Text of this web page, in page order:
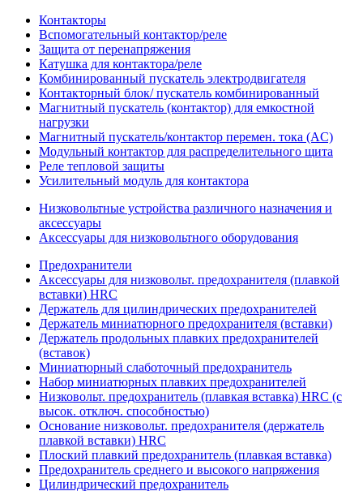
Контакторы
Вспомогательный контактор/реле
Защита от перенапряжения
Катушка для контактора/реле
Комбинированный пускатель электродвигателя
Контакторный блок/ пускатель комбинированный
Магнитный пускатель (контактор) для емкостной
нагрузки
Магнитный пускатель/контактор перемен. тока (AC)
Модульный контактор для распределительного щита
Реле тепловой защиты
Усилительный модуль для контактора
Низковольтные устройства различного назначения и
аксессуары
Аксессуары для низковольтного оборудования
Предохранители
Аксессуары для низковольт. предохранителя (плавкой
вставки) HRC
Держатель для цилиндрических предохранителей
Держатель миниатюрного предохранителя (вставки)
Держатель продольных плавких предохранителей
(вставок)
Миниатюрный слаботочный предохранитель
Набор миниатюрных плавких предохранителей
Низковольт. предохранитель (плавкая вставка) HRC (с
высок. отключ. способностью)
Основание низковольт. предохранителя (держатель
плавкой вставки) HRC
Плоский плавкий предохранитель (плавкая вставка)
Предохранитель среднего и высокого напряжения
Цилиндрический предохранитель